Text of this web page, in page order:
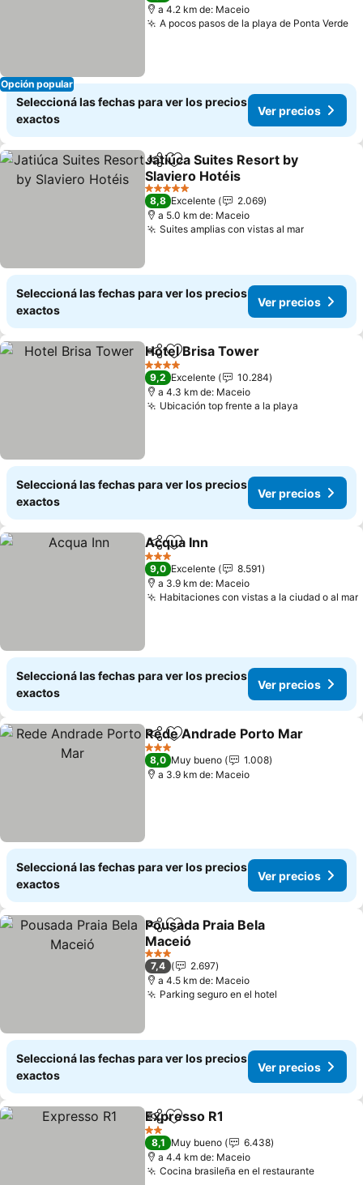
Opción popular
a 4.2 km de: Maceio
A pocos pasos de la playa de Ponta Verde
Seleccioná las fechas para ver los precios
exactos
Ver precios
CompartirAñadir a favoritos
Jatiúca Suites Resort by
Slaviero Hotéis
5 Estrellas
8,8 Excelente
2.069
a 5.0 km de: Maceio
Suites amplias con vistas al mar
Seleccioná las fechas para ver los precios
exactos
Ver precios
CompartirAñadir a favoritos
Hotel Brisa Tower
4 Estrellas
9,2 Excelente
10.284
a 4.3 km de: Maceio
Ubicación top frente a la playa
Seleccioná las fechas para ver los precios
exactos
Ver precios
CompartirAñadir a favoritos
Acqua Inn
3 Estrellas
9,0 Excelente
8.591
a 3.9 km de: Maceio
Habitaciones con vistas a la ciudad o al mar
Seleccioná las fechas para ver los precios
exactos
Ver precios
CompartirAñadir a favoritos
Rede Andrade Porto Mar
3 Estrellas
8,0 Muy bueno
1.008
a 3.9 km de: Maceio
Seleccioná las fechas para ver los precios
exactos
Ver precios
CompartirAñadir a favoritos
Pousada Praia Bela
Maceió
3 Estrellas
7,4
2.697
a 4.5 km de: Maceio
Parking seguro en el hotel
Seleccioná las fechas para ver los precios
exactos
Ver precios
CompartirAñadir a favoritos
Expresso R1
2 Estrellas
8,1 Muy bueno
6.438
a 4.4 km de: Maceio
Cocina brasileña en el restaurante